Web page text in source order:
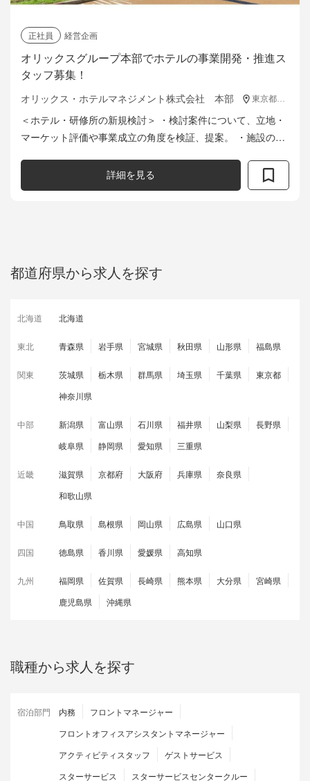
正社員
経営企画
オリックスグループ本部でホテルの事業開発・推進ス
タッフ募集！
オリックス・ホテルマネジメント株式会社 本部
＜ホテル・研修所の新規検討＞ ・検討案件について、立地・
マーケット評価や事業成立の角度を検証、提案。 ・施設の設
における、運営委託契約の締...
詳細を見る
都道府県から求人を探す
北海道 北海道
東北 青森県 岩手県 宮城県 秋田県 山形県 福島県
関東 茨城県 栃木県 群馬県 埼玉県 千葉県
東京都
神奈川県
中部 新潟県 富山県 石川県 福井県 山梨県
長野県
岐阜県
静岡県 愛知県 三重県
近畿 滋賀県 京都府 大阪府 兵庫県
奈良県
和歌山県
中国 鳥取県 島根県 岡山県 広島県 山口県
四国 徳島県 香川県 愛媛県 高知県
九州 福岡県 佐賀県 長崎県 熊本県 大分県
宮崎県
鹿児島県
沖縄県
職種から求人を探す
宿泊部門 内務
フロントマネージャー
フロントオフィスアシスタントマネージャー
アクティビティスタッフ
ゲストサービス
スターサービス
スターサービスセンタークルー